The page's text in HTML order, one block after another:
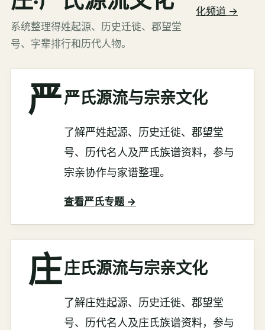
系统整理得姓起源、历史迁徙、郡望堂
号、字辈排行和历代人物。
化频道 →
严严氏源流与宗亲文化
了解严姓起源、历史迁徙、郡望堂
号、历代名人及严氏族谱资料，参与
宗亲协作与家谱整理。
查看严氏专题 →
庄庄氏源流与宗亲文化
了解庄姓起源、历史迁徙、郡望堂
号、历代名人及庄氏族谱资料，参与